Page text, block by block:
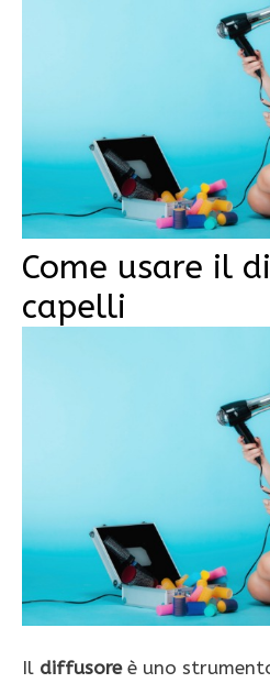
Come usare il
capelli
Il diffusoreè uno